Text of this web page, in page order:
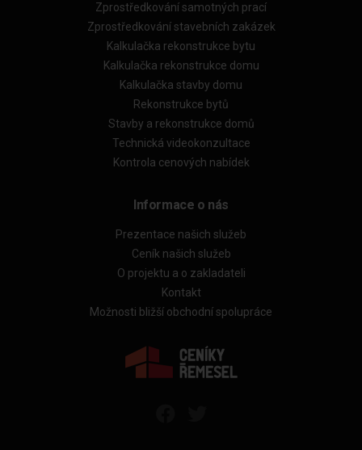
Zprostředkování samotných prací
Zprostředkování stavebních zakázek
Kalkulačka rekonstrukce bytu
Kalkulačka rekonstrukce domu
Kalkulačka stavby domu
Rekonstrukce bytů
Stavby a rekonstrukce domů
Technická videokonzultace
Kontrola cenových nabídek
Informace o nás
Prezentace našich služeb
Ceník našich služeb
O projektu a o zakladateli
Kontakt
Možnosti bližší obchodní spolupráce